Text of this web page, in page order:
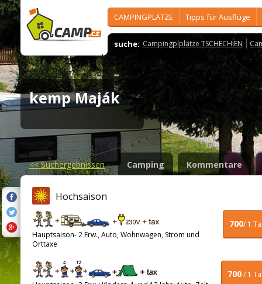
CAMPINGPLÄTZE Tipps für Ausflüge
suche: Campingplplätze TSCHECHIEN
kemp Maják
<<Suchergebnissen Camping Kommentare
Hochsaison
700/ 1
Hauptsaison- 2 Erw., Auto, Wohnwagen, Strom und
Orttaxe
700/ 1